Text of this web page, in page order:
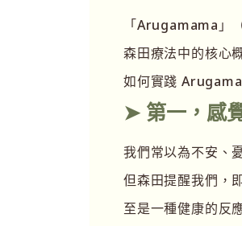
「Arugamama」
森田療法中的核心
如何實踐
➤ 第一，感
我們常以為不安、
但森田提醒我們，
至是一種健康的反